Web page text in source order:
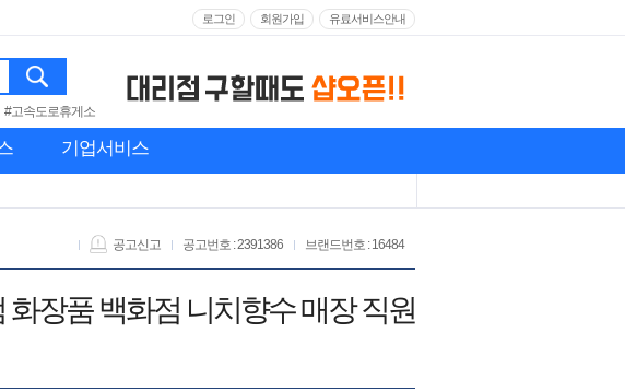
로그인 회원가입 유료서비스안내
#고속도로휴게소
기업서비스
브랜드번호 : 16484
공고번호 : 2391386
공고신고
화장품 백화점 니치향수 매장 직원